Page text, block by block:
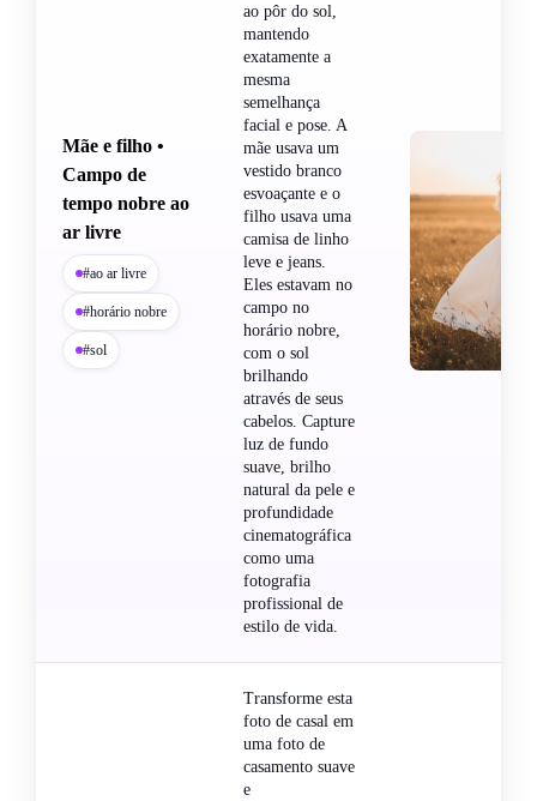
Mãe e filho •
Campo de
tempo nobre ao
ar livre
#ao ar livre
#horário nobre
#sol
ao pôr do sol,
mantendo
exatamente a
mesma
semelhança
facial e pose. A
mãe usava um
vestido branco
esvoaçante e o
filho usava uma
camisa de linho
leve e jeans.
Eles estavam no
campo no
horário nobre,
com o sol
brilhando
através de seus
cabelos. Capture
luz de fundo
suave, brilho
natural da pele e
profundidade
cinematográfica
como uma
fotografia
profissional de
estilo de vida.
Transforme esta
foto de casal em
uma foto de
casamento suave
e